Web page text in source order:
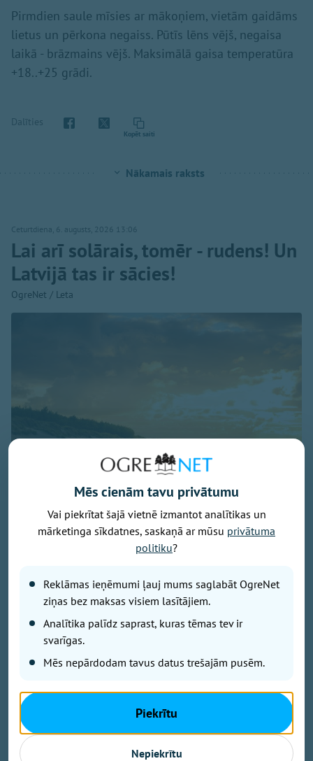
Pirmdien saule mīsies ar mākoņiem, vietām gaidāms
lietus un pērkona negaiss. Pūtīs lēns vējš, negaisa
laikā - brāzmains vējš. Maksimālā gaisa temperatūra
+18..+25 grādi.
Dalīties
Kopēt saiti
Nākamais raksts
Ceturtdiena, 6. augusts, 2026 13:06
Lai arī solārais, tomēr - rudens! Un
Latvijā tas ir sācies!
OgreNet / Leta
Baltijas jūra, foto - unsplash.com
Latvijā noslēdzies gada gaišākais ceturksnis un sākas
vasara sākās 7. maijā un beidzās 5. augustā, savukārt
tumšākie trīs mēneši jeb solārā ziema būs periods no
6. novembra līdz 4. februārim.
sākās 21. jūnijā, astronomiskais rudens iestāsies 23.
septembrī un noslēgsies 21. decembrī, kad būs
ziemas saulgrieži.
Meteoroloģiskais rudens nomainīs vasaru tad, kad
Mēs cienām tavu privātumu
Vai piekrītat šajā vietnē izmantot analītikas un
mārketinga sīkdatnes, saskaņā ar mūsu privātuma
politiku?
Reklāmas ieņēmumi ļauj mums saglabāt OgreNet
ziņas bez maksas visiem lasītājiem.
Analītika palīdz saprast, kuras tēmas tev ir
svarīgas.
Mēs nepārdodam tavus datus trešajām pusēm.
Piekrītu
Nepiekrītu